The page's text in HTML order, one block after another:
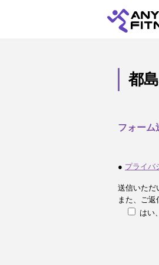
都
フォーム
● プライバ
送信いただ
また、ご
はい